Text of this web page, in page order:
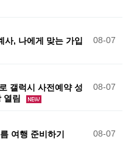
사, 나에게 맞는 가입
08-07
갤럭시 사전예약 성
열림
08-07
여행 준비하기 08-07